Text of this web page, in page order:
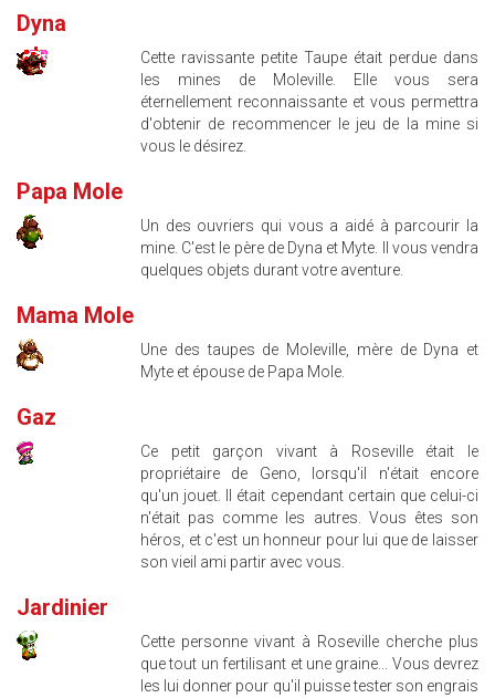
Dyna
Cette ravissante petite Taupe était perdue dans
les mines de Moleville. Elle vous sera
éternellement reconnaissante et vous permettra
d'obtenir de recommencer le jeu de la mine si
vous le désirez.
Papa Mole
Un des ouvriers qui vous a aidé à parcourir la
mine. C'est le père de Dyna et Myte. Il vous vendra
quelques objets durant votre aventure.
Mama Mole
Une des taupes de Moleville, mère de Dyna et
Myte et épouse de Papa Mole.
Gaz
Ce petit garçon vivant à Roseville était le
propriétaire de Geno, lorsqu'il n'était encore
qu'un jouet. Il était cependant certain que celui-ci
n'était pas comme les autres. Vous êtes son
héros, et c'est un honneur pour lui que de laisser
son vieil ami partir avec vous.
Jardinier
Cette personne vivant à Roseville cherche plus
que tout un fertilisant et une graine... Vous devrez
les lui donner pour qu'il puisse tester son engrais